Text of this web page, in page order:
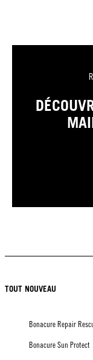
TOUT NOUVEAU
Bonacure Repair
Bonacure Sun Protect